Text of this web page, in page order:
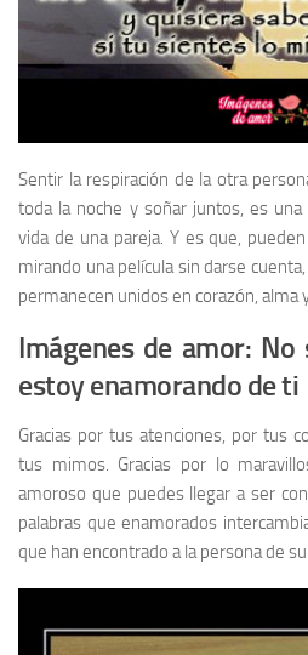
Sentir la respiración de la otra
toda la noche y soñar juntos, es
vida de una pareja. Y es que,
mirando una película sin darse
permanecen unidos en corazón, alma
Imágenes de amor:
estoy enamorando de ti
Gracias por tus atenciones, por tus
tus mimos. Gracias por lo
amoroso que puedes llegar a ser
palabras que enamorados
que han encontrado a la persona de